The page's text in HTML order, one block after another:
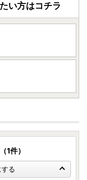
祝日、GW、年末年
い方はコチラ
（1件）
る